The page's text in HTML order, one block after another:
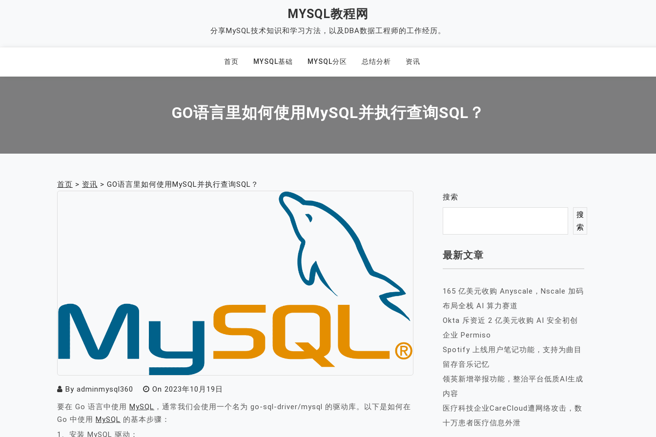
MYSQL教程网
分享MySQL技术知识和学习方法，以及DBA数据工程师的工作经历。
首页 MYSQL基础 MYSQL分区 总结分析 资讯
GO语言里如何使用MySQL并执行查询SQL？
首页 > 资讯 > GO语言里如何使用MySQL并执行查询SQL？
By adminmysql360 On 2023年10月19日
要在 Go 语言中使用 MySQL ，通常我们会使用一个名为 go-sql-driver/mysql 的驱动库。以下是如何在
Go 中使用 MySQL 的基本步骤：
1、安装 MySQL 驱动：
搜索
搜
索
最新文章
165 亿美元收购 Anyscale，Nscale 加码
布局全栈 AI 算力赛道
Okta 斥资近 2 亿美元收购 AI 安全初创
企业 Permiso
Spotify 上线用户笔记功能，支持为曲目
留存音乐记忆
领英新增举报功能，整治平台低质AI生成
内容
医疗科技企业CareCloud遭网络攻击，数
十万患者医疗信息外泄